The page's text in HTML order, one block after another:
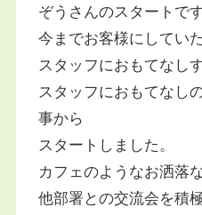
ぞうさんのスタートです
今までお客様にしてい
スタッフにおもてなし
スタッフにおもてなし
事から
スタートしました。
カフェのようなお洒落
他部署との交流会を積